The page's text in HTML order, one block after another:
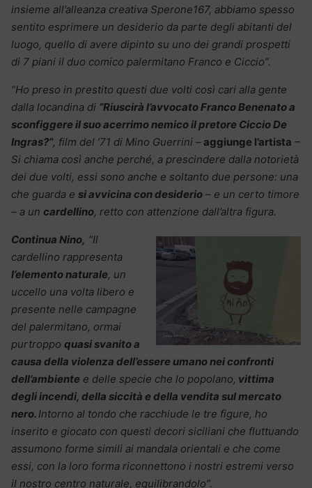
insieme all’alleanza creativa Sperone167, abbiamo spesso
sentito esprimere un desiderio da parte degli abitanti del
luogo, quello di avere dipinto su uno dei grandi prospetti
di 7 piani il duo comico palermitano Franco e Ciccio”.
“Ho preso in prestito questi due volti così cari alla gente
dalla locandina di “Riuscirà l’avvocato Franco Benenato a
sconfiggere il suo acerrimo nemico il pretore Ciccio De
Ingras?”, film del ’71 di Mino Guerrini –aggiunge l’artista –
Si chiama così anche perché, a prescindere dalla notorietà
dei due volti, essi sono anche e soltanto due persone: una
che guarda e si avvicina con desiderio – e un certo timore
– a un cardellino, retto con attenzione dall’altra figura.
Continua Nino, “Il
cardellino rappresenta
l’elemento naturale, un
uccello una volta libero e
presente nelle campagne
del palermitano, ormai
purtroppo quasi svanito a
causa della violenza dell’essere umano nei confronti
dell’ambiente e delle specie che lo popolano, vittima
degli incendi, della siccità e della vendita sul mercato
nero. Intorno al tondo che racchiude le tre figure, ho
inserito e giocato con questi decori siciliani che fluttuando
assumono forme simili ai mandala orientali e che come
essi, con la loro forma riconnettono i nostri estremi verso
il nostro centro naturale, equilibrandolo”.